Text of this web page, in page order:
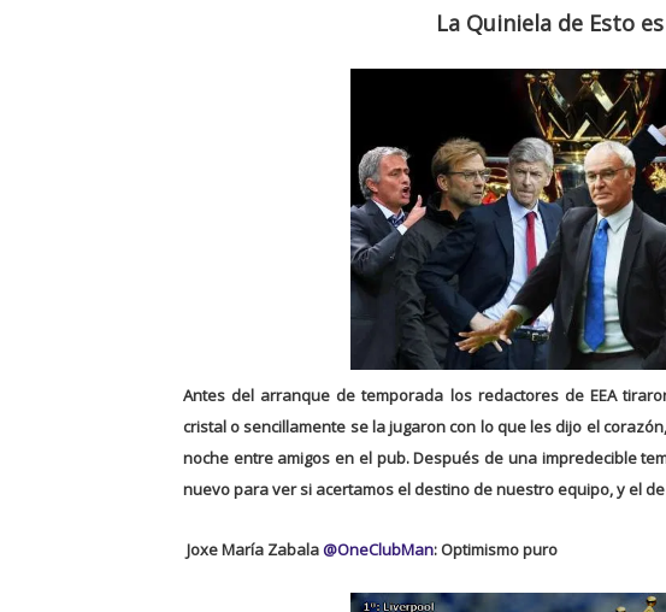
La Quiniela de Esto
Antes del arranque de temporada los redactores de EEA
cristal o sencillamente se la jugaron con lo que les dijo el
noche entre amigos en el pub. Después de una impredecible
nuevo para ver si acertamos el destino de nuestro equipo, y el
Joxe María Zabala @OneClubMan: Optimismo puro